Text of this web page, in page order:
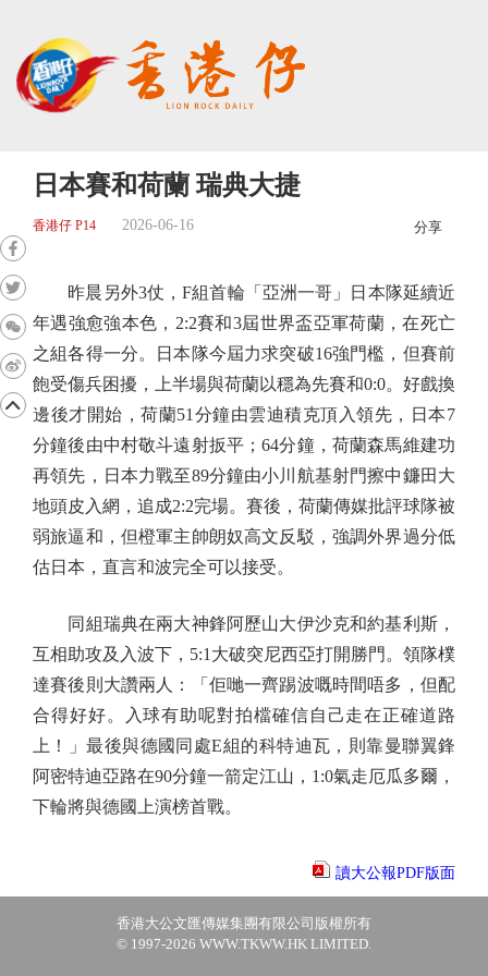
日本賽和荷蘭 瑞典大捷
香港仔 P14 2026-06-16 分享
昨晨另外3仗，F組首輪「亞洲一哥」日本隊延續近
年遇強愈強本色，2:2賽和3屆世界盃亞軍荷蘭，在死亡
之組各得一分。日本隊今屆力求突破16強門檻，但賽前
飽受傷兵困擾，上半場與荷蘭以穩為先賽和0:0。好戲換
邊後才開始，荷蘭51分鐘由雲迪積克頂入領先，日本7
分鐘後由中村敬斗遠射扳平；64分鐘，荷蘭森馬維建功
再領先，日本力戰至89分鐘由小川航基射門擦中鐮田大
地頭皮入網，追成2:2完場。賽後，荷蘭傳媒批評球隊被
弱旅逼和，但橙軍主帥朗奴高文反駁，強調外界過分低
估日本，直言和波完全可以接受。
同組瑞典在兩大神鋒阿歷山大伊沙克和約基利斯，
互相助攻及入波下，5:1大破突尼西亞打開勝門。領隊樸
達賽後則大讚兩人：「佢哋一齊踢波嘅時間唔多，但配
合得好好。入球有助呢對拍檔確信自己走在正確道路
上！」最後與德國同處E組的科特迪瓦，則靠曼聯翼鋒
阿密特迪亞路在90分鐘一箭定江山，1:0氣走厄瓜多爾，
下輪將與德國上演榜首戰。
讀大公報PDF版面
香港大公文匯傳媒集團有限公司版權所有
© 1997-2026 WWW.TKWW.HK LIMITED.